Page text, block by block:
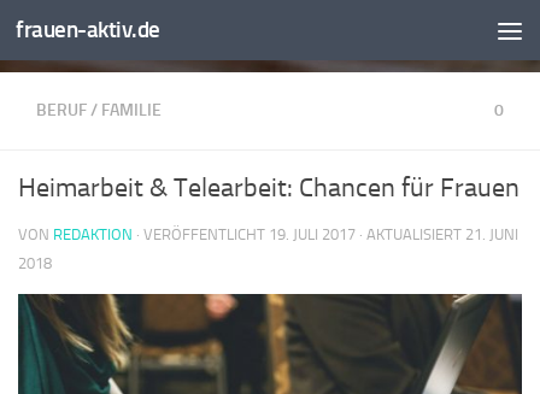
frauen-aktiv.de
BERUF/ FAMILIE 0
Heimarbeit & Telearbeit: Chancen für Frauen
VON REDAKTION · VERÖFFENTLICHT 19. JULI 2017 · AKTUALISIERT 21. JUNI
2018